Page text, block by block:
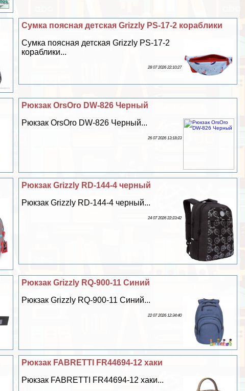
Сумка поясная детская Grizzly PS-17-2 кораблики
Сумка поясная детская Grizzly PS-17-2
кораблики...
28 07 2026 22:10:27
Рюкзак OrsOro DW-826 Черный
Рюкзак OrsOro DW-826 Черный...
26 07 2026 13:18:23
Рюкзак Grizzly RD-144-4 черный
Рюкзак Grizzly RD-144-4 черный...
24 07 2026 22:23:42
Рюкзак Grizzly RQ-900-11 Синий
Рюкзак Grizzly RQ-900-11 Синий...
22 07 2026 12:34:40
Рюкзак FABRETTI FR44694-12 хаки
Рюкзак FABRETTI FR44694-12 хаки...